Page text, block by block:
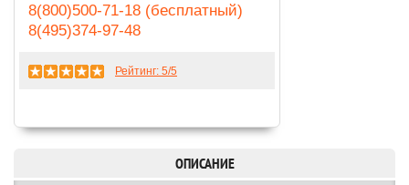
8(800)500-71-18 (бесплатный)
8(495)374-97-48
Рейтинг: 5/5
ОПИСАНИЕ